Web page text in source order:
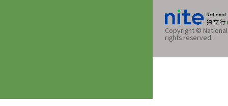
Copyright ©
rights reserved.